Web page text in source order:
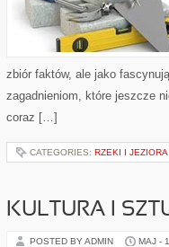
zbiór faktów, ale jako
zagadnieniom, które jeszcze
coraz […]
CATEGORIES: RZEKI I
KULTURA I
POSTED BY ADMIN MAJ -